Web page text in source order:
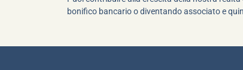
bonifico bancario o diventando associato e